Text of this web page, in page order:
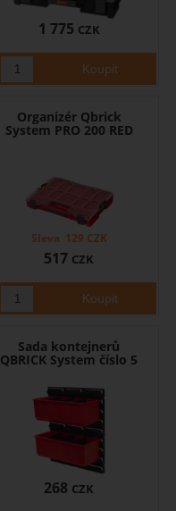
1 775 CZK
Organizér Qbrick
System PRO 200 RED
517 CZK
Sleva 129 CZK
Sada kontejnerů
QBRICK System číslo 5
268 CZK